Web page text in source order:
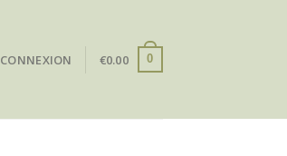
CONNEXION €0.00 0